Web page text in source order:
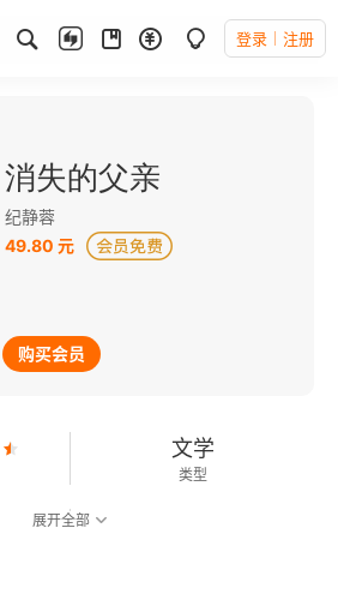
登录 注册
消失的父亲
纪静蓉
49.80 元
购买会员
文学
类型
展开全部